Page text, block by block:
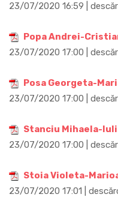
23/07/2020 16:59 |
Popa Andrei-
23/07/2020 17:00 |
Posa Georgeta-
23/07/2020 17:00 |
Stanciu Mihaela-
23/07/2020 17:00 |
Stoia Violeta-
23/07/2020 17:01 |